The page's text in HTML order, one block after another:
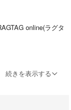
いもの
ンには含まれており
ご了承ください。
online(ラグタ
続きを表示する